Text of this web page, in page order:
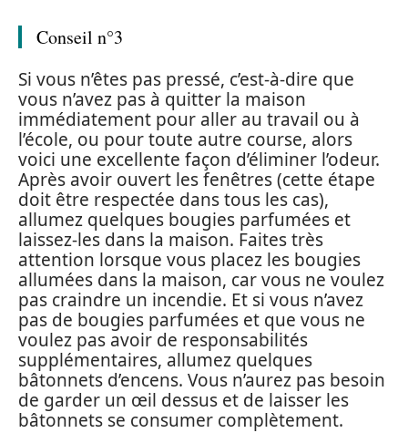
Conseil n°3
Si vous n’êtes pas pressé, c’est-à-dire que
vous n’avez pas à quitter la maison
immédiatement pour aller au travail ou à
l’école, ou pour toute autre course, alors
voici une excellente façon d’éliminer l’odeur.
Après avoir ouvert les fenêtres (cette étape
doit être respectée dans tous les cas),
allumez quelques bougies parfumées et
laissez-les dans la maison. Faites très
attention lorsque vous placez les bougies
allumées dans la maison, car vous ne voulez
pas craindre un incendie. Et si vous n’avez
pas de bougies parfumées et que vous ne
voulez pas avoir de responsabilités
supplémentaires, allumez quelques
bâtonnets d’encens. Vous n’aurez pas besoin
de garder un œil dessus et de laisser les
bâtonnets se consumer complètement.